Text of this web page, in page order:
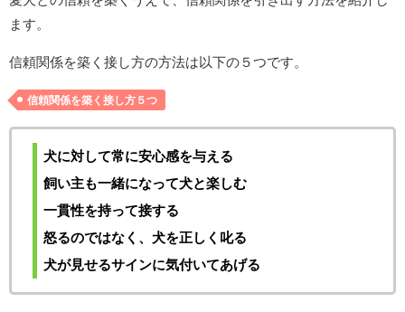
ます。
信頼関係を築く接し方の方法は以下の５つです。
信頼関係を築く接し方５つ
犬に対して常に安心感を与える
飼い主も一緒になって犬と楽しむ
一貫性を持って接する
怒るのではなく、犬を正しく叱る
犬が見せるサインに気付いてあげる